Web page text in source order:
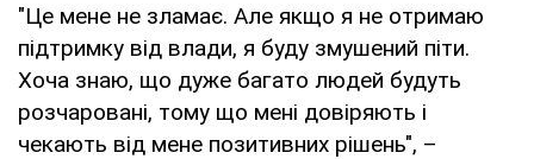
"Це мене не зламає. Але якщо я не отримаю
підтримку від влади, я буду змушений піти.
Хоча знаю, що дуже багато людей будуть
розчаровані, тому що мені довіряють і
чекають від мене позитивних рішень", –